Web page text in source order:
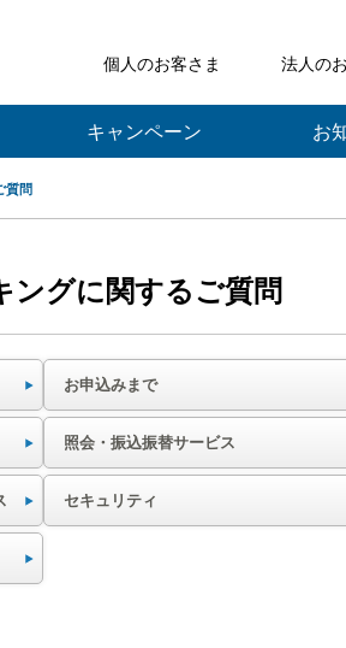
個人のお客さま 法人の
キャンペーン お
質問
ングに関するご質問
お申込みまで
照会・振込振替サービス
セキュリティ